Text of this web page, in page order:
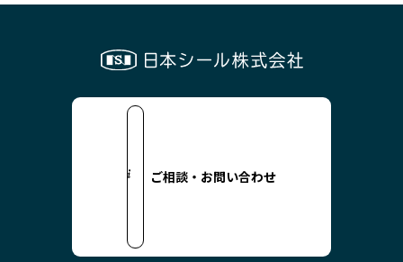
ご相談・お問い合わせ